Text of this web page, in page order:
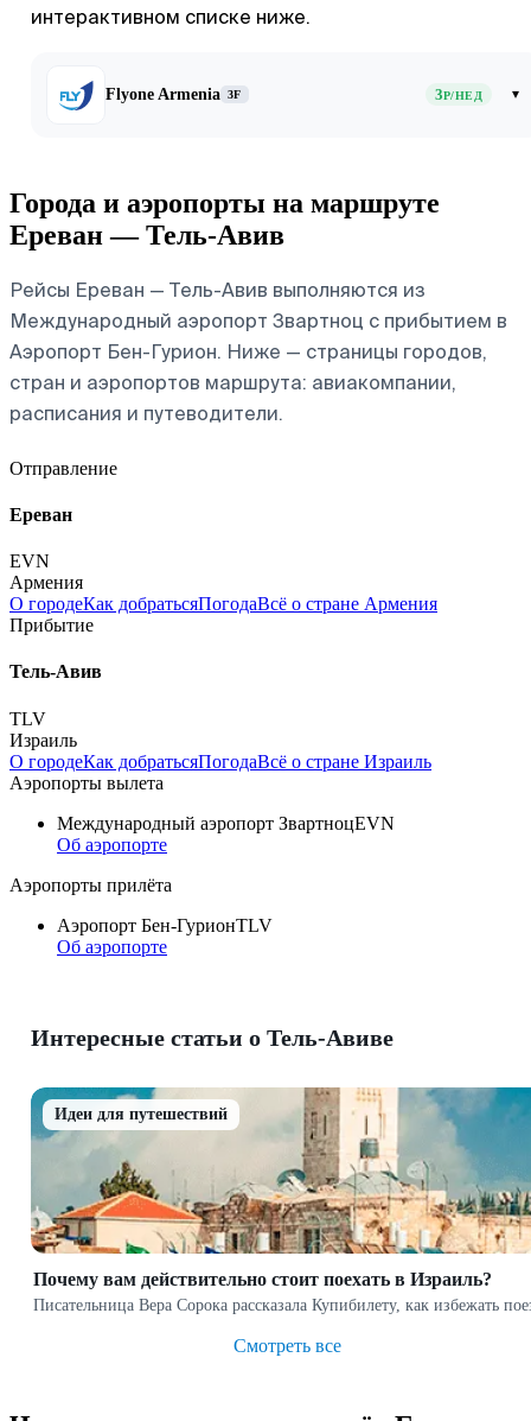
интерактивном списке ниже.
Flyone Armenia 3F 3Р/НЕД ▾
Города и аэропорты на маршруте
Ереван — Тель-Авив
Рейсы Ереван — Тель-Авив выполняются из
Международный аэропорт Звартноц с прибытием в
Аэропорт Бен-Гурион. Ниже — страницы городов,
стран и аэропортов маршрута: авиакомпании,
расписания и путеводители.
Отправление
Ереван
EVN
Армения
О городеКак добратьсяПогодаВсё о стране Армения
Прибытие
Тель-Авив
TLV
Израиль
О городеКак добратьсяПогодаВсё о стране Израиль
Аэропорты вылета
Международный аэропорт ЗвартноцEVN
Об аэропорте
Аэропорты прилёта
Аэропорт Бен-ГурионTLV
Об аэропорте
Интересные статьи о Тель-Авиве
Идеи для путешествий
Почему вам действительно стоит поехать в Израиль?
Писательница Вера Сорока рассказала Купибилету, как избежать
Смотреть все